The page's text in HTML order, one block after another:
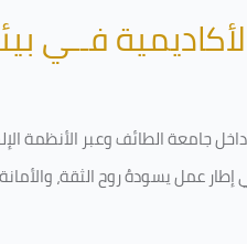
فــي
داخل جامعة الطائف وعبر
عمل يسودهُ روح الثقة،